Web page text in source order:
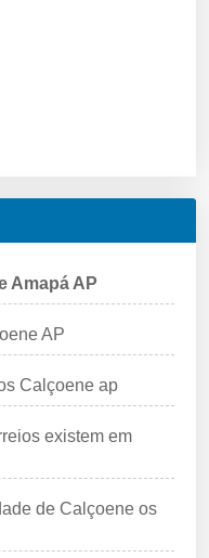
Amapá AP
AP
Calçoene ap
existem em
de Calçoene os